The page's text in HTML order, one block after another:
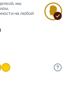
мы
на любой